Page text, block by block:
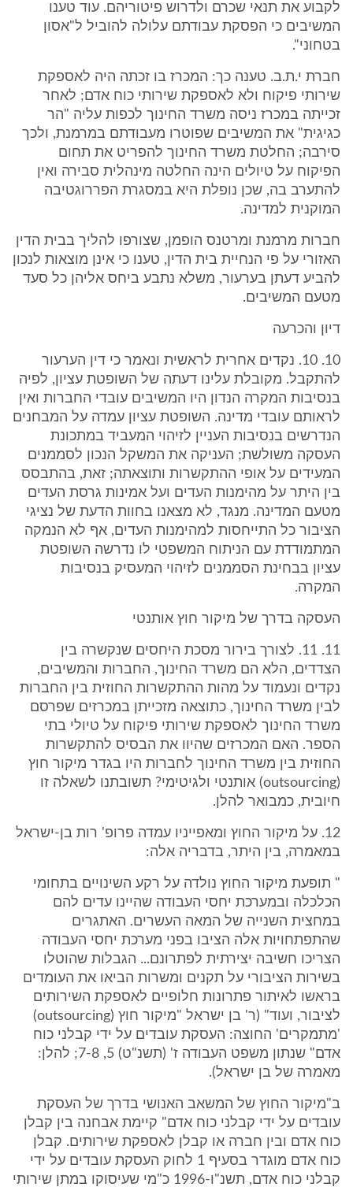
לקבוע את תנאי שכרם ולדרוש פיטוריהם. עוד טענו
המשיבים כי הפסקת עבודתם עלולה להוביל ל"אסון
בטחוני".
חברת י.ת.ב. טענה כך: המכרז בו זכתה היה לאספקת
שירותי פיקוח ולא לאספקת שירותי כוח אדם; לאחר
זכייתה במכרז ניסה משרד החינוך לכפות עליה "הר
כגיגית" את המשיבים שפוטרו מעבודתם במרמנת, ולכך
סירבה; החלטת משרד החינוך להפריט את תחום
הפיקוח על טיולים הינה החלטה מינהלית סבירה ואין
להתערב בה, שכן נופלת היא במסגרת הפררוגטיבה
המוקנית למדינה.
חברות מרמנת ומרטנס הופמן, שצורפו להליך בבית הדין
האזורי על פי הנחיית בית הדין, טענו כי אינן מוצאות לנכון
להביע דעתן בערעור, משלא נתבע ביחס אליהן כל סעד
מטעם המשיבים.
דיון והכרעה
10. 10. נקדים אחרית לראשית ונאמר כי דין הערעור
להתקבל. מקובלת עלינו דעתה של השופטת עציון, לפיה
בנסיבות המקרה הנדון היו המשיבים עובדי החברות ואין
לראותם עובדי מדינה. השופטת עציון עמדה על המבחנים
הנדרשים בנסיבות העניין לזיהוי המעביד במתכונת
העסקה משולשת; העניקה את המשקל הנכון לסממנים
המעידים על אופי ההתקשרות ותוצאתה; זאת, בהתבסס
בין היתר על מהימנות העדים ועל אמינות גרסת העדים
מטעם המדינה. מנגד, לא מצאנו בחוות הדעת של נציגי
הציבור כל התייחסות למהימנות העדים, אף לא הנמקה
המתמודדת עם הניתוח המשפטי לו נדרשה השופטת
עציון בבחינת הסממנים לזיהוי המעסיק בנסיבות
המקרה.
העסקה בדרך של מיקור חוץ אותנטי
11. 11. לצורך בירור מסכת היחסים שנקשרה בין
הצדדים, הלא הם משרד החינוך, החברות והמשיבים,
נקדים ונעמוד על מהות ההתקשרות החוזית בין החברות
לבין משרד החינוך, כתוצאה מזכייתן במכרזים שפרסם
משרד החינוך לאספקת שירותי פיקוח על טיולי בתי
הספר. האם המכרזים שהיוו את הבסיס להתקשרות
החוזית בין משרד החינוך לחברות היו בגדר מיקור חוץ
(outsourcing) אותנטי ולגיטימי? תשובתנו לשאלה זו
חיובית, כמבואר להלן.
12. על מיקור החוץ ומאפייניו עמדה פרופ' רות בן-ישראל
במאמרה, בין היתר, בדבריה אלה:
" תופעת מיקור החוץ נולדה על רקע השינויים בתחומי
הכלכלה ובמערכת יחסי העבודה שהיינו עדים להם
במחצית השנייה של המאה העשרים. האתגרים
שהתפתחויות אלה הציבו בפני מערכת יחסי העבודה
הצריכו חשיבה יצירתית לפתרונם... הגבלות שהוטלו
בשירות הציבורי על תקנים ומשרות הביאו את העומדים
בראשו לאיתור פתרונות חלופיים לאספקת השירותים
לציבור, ועוד" (ר' בן ישראל "מיקור חוץ (outsourcing)
'מתמקרים' החוצה: העסקת עובדים על ידי קבלני כוח
אדם" שנתון משפט העבודה ז' (תשנ"ט) 5, 7-8; להלן:
מאמרה של בן ישראל).
ב"מיקור החוץ של המשאב האנושי בדרך של העסקת
עובדים על ידי קבלני כוח אדם" קיימת אבחנה בין קבלן
כוח אדם ובין חברה או קבלן לאספקת שירותים. קבלן
כוח אדם מוגדר בסעיף 1 לחוק העסקת עובדים על ידי
קבלני כוח אדם, תשנ"ו-1996 כ"מי שעיסוקו במתן שירותי